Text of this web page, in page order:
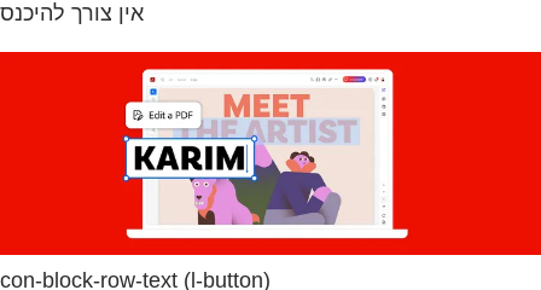
אין צורך להיכנס
con-block-row-text (l-button)